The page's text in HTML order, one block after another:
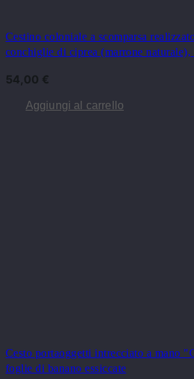
Cestino coloniale a scomparsa
conchiglie di ciprea (marrone naturale),
54,00 €
Aggiungi al carrello
Cesto portaoggetti intrecciato a mano
foglie di banano essiccate